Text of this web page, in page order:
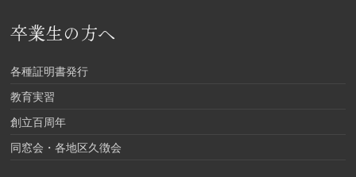
卒業生の方へ
各種証明書発行
教育実習
創立百周年
同窓会・各地区久徴会